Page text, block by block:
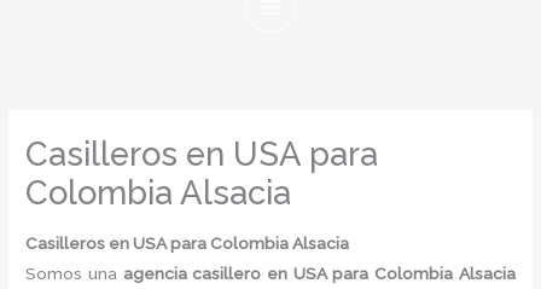
Casilleros en USA para
Colombia Alsacia
Casilleros en USA para Colombia Alsacia
Somos una agencia casillero en USA para Colombia Alsacia